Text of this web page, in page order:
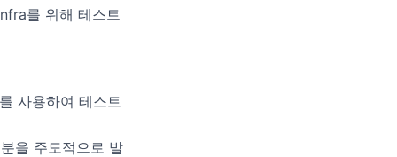
를 위해 테스트
사용하여 테스트
을 주도적으로 발